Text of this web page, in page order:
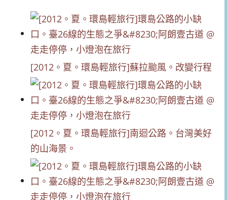
[2012。夏。環島輕旅行]蘇拉颱風。改變行程
[2012。夏。環島輕旅行]南迴公路。台灣美好
的山海景。